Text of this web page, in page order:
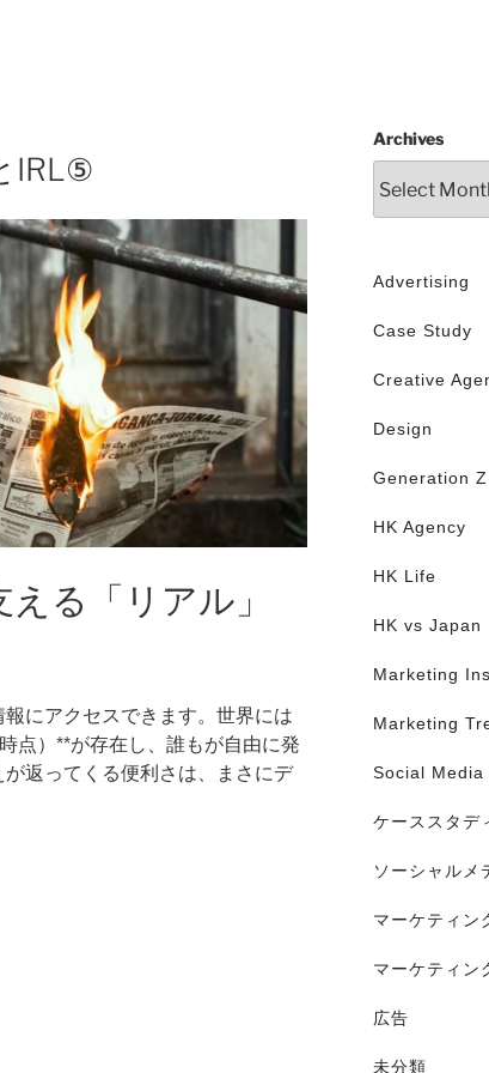
IRL⑤
る「リアル」
にアクセスできます。世界には
点）**が存在し、誰もが自由に発
返ってくる便利さは、まさにデ
Archives
Advertising
Case Study
Creative
Design
Generation Z
HK Agency
HK Life
HK vs Japan
Marketing
Marketing
Social Media
ケーススタデ
ソーシャルメ
マーケティン
マーケティン
広告
未分類